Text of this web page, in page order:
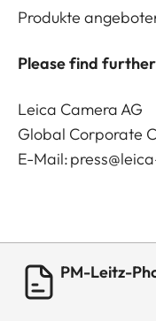
Produkte
Please find
Leica Camera AG
Global Corporate
E-Mail:
PM-Leitz-